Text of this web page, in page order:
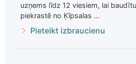
uzņems līdz 12 viesiem, lai
piekrastē no Ķīpsalas ...
Pieteikt izbraucienu